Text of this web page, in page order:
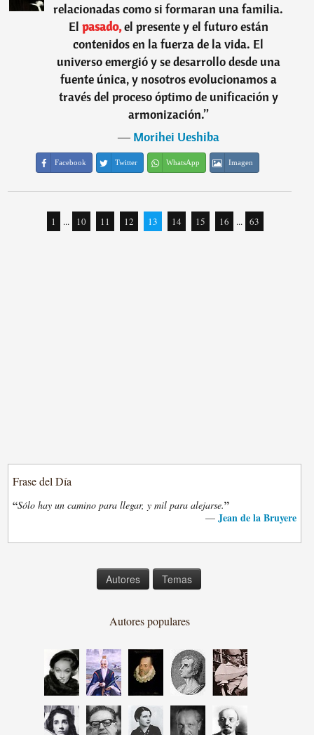
relacionadas como si formaran una familia.
El pasado,el presente y el futuro están
contenidos en la fuerza de la vida. El
universo emergió y se desarrollo desde una
fuente única, y nosotros evolucionamos a
través del proceso óptimo de unificación y
armonización.”
―Morihei Ueshiba
Facebook Twitter WhatsApp Imagen
1 ... 10 11 12 13 14 15 16 ... 63
Frase del Día
“Sólo hay un camino para llegar, y mil para alejarse.”
— Jean de la Bruyere
Autores Temas
Autores populares